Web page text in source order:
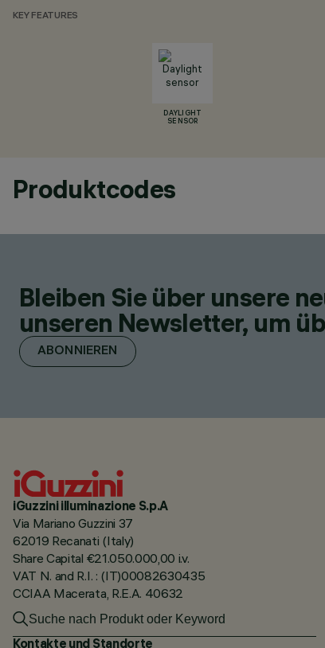
KEY FEATURES
DAYLIGHT
SENSOR
Produktcodes
Bleiben Sie über unsere
unseren Newsletter, um
ABONNIEREN
iGuzzini illuminazione S.p.A
Via Mariano Guzzini 37
62019 Recanati (Italy)
Share Capital €21.050.000,00 i.v.
VAT N. and R.I. : (IT)00082630435
CCIAA Macerata, R.E.A. 40632
Kontakte und Standorte